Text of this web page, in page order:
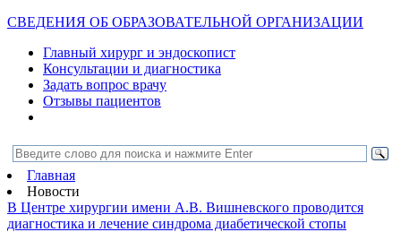
СВЕДЕНИЯ ОБ ОБРАЗОВАТЕЛЬНОЙ ОРГАНИЗАЦИИ
Главный хирург и эндоскопист
Консультации и диагностика
Задать вопрос врачу
Отзывы пациентов
Главная
Новости
В Центре хирургии имени А.В. Вишневского проводится
диагностика и лечение синдрома диабетической стопы